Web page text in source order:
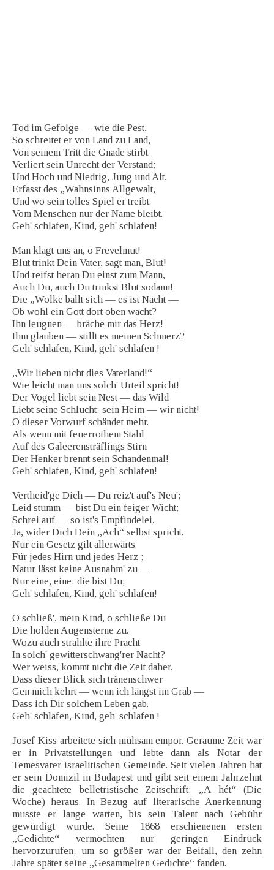
Tod im Gefolge — wie die Pest,
So schreitet er von Land zu Land,
Von seinem Tritt die Gnade stirbt.
Verliert sein Unrecht der Verstand;
Und Hoch und Niedrig, Jung und Alt,
Erfasst des „Wahnsinns Allgewalt,
Und wo sein tolles Spiel er treibt.
Vom Menschen nur der Name bleibt.
Geh' schlafen, Kind, geh' schlafen!
Man klagt uns an, o Frevelmut!
Blut trinkt Dein Vater, sagt man, Blut!
Und reifst heran Du einst zum Mann,
Auch Du, auch Du trinkst Blut sodann!
Die „Wolke ballt sich — es ist Nacht —
Ob wohl ein Gott dort oben wacht?
Ihn leugnen — bräche mir das Herz!
Ihm glauben — stillt es meinen Schmerz?
Geh' schlafen, Kind, geh' schlafen !
,,Wir lieben nicht dies Vaterland!“
Wie leicht man uns solch' Urteil spricht!
Der Vogel liebt sein Nest — das Wild
Liebt seine Schlucht: sein Heim — wir nicht!
O dieser Vorwurf schändet mehr.
Als wenn mit feuerrothem Stahl
Auf des Galeerensträflings Stirn
Der Henker brennt sein Schandenmal!
Geh' schlafen, Kind, geh' schlafen!
Vertheid'ge Dich — Du reiz't auf's Neu';
Leid stumm — bist Du ein feiger Wicht;
Schrei auf — so ist's Empfindelei,
Ja, wider Dich Dein ,,Ach“ selbst spricht.
Nur ein Gesetz gilt allerwärts.
Für jedes Hirn und jedes Herz ;
Natur lässt keine Ausnahm' zu —
Nur eine, eine: die bist Du;
Geh' schlafen, Kind, geh' schlafen!
O schließ', mein Kind, o schließe Du
Die holden Augensterne zu.
Wozu auch strahlte ihre Pracht
In solch' gewitterschwang'rer Nacht?
Wer weiss, kommt nicht die Zeit daher,
Dass dieser Blick sich tränenschwer
Gen mich kehrt — wenn ich längst im Grab —
Dass ich Dir solchem Leben gab.
Geh' schlafen, Kind, geh' schlafen !
Josef Kiss arbeitete sich mühsam empor. Geraume Zeit war
er in Privatstellungen und lebte dann als Notar der
Temesvarer israelitischen Gemeinde. Seit vielen Jahren hat
er sein Domizil in Budapest und gibt seit einem Jahrzehnt
die geachtete belletristische Zeitschrift: „A hét“ (Die
Woche) heraus. In Bezug auf literarische Anerkennung
musste er lange warten, bis sein Talent nach Gebühr
gewürdigt wurde. Seine 1868 erschienenen ersten
„Gedichte“ vermochten nur geringen Eindruck
hervorzurufen; um so größer war der Beifall, den zehn
Jahre später seine „Gesammelten Gedichte“ fanden.